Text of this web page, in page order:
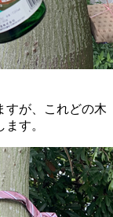
が、これどの木
す。